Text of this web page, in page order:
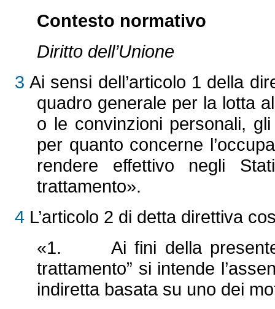
Contesto normativo
Diritto dell’Unione
3 Ai sensi dell’articolo 1 della
quadro generale per la lotta
o le convinzioni personali,
per quanto concerne
rendere effettivo negli
trattamento».
4 L’articolo 2 di detta direttiva
«1. Ai fini della presente
trattamento” si intende
indiretta basata su uno dei